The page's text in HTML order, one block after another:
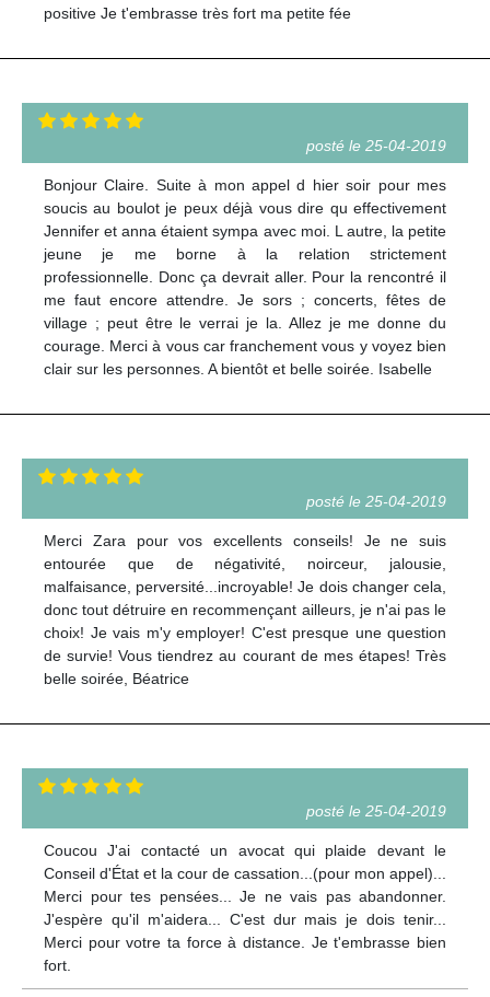
positive Je t'embrasse très fort ma petite fée
posté le 25-04-2019
Bonjour Claire. Suite à mon appel d hier soir pour mes
soucis au boulot je peux déjà vous dire qu effectivement
Jennifer et anna étaient sympa avec moi. L autre, la petite
jeune je me borne à la relation strictement
professionnelle. Donc ça devrait aller. Pour la rencontré il
me faut encore attendre. Je sors ; concerts, fêtes de
village ; peut être le verrai je la. Allez je me donne du
courage. Merci à vous car franchement vous y voyez bien
clair sur les personnes. A bientôt et belle soirée. Isabelle
posté le 25-04-2019
Merci Zara pour vos excellents conseils! Je ne suis
entourée que de négativité, noirceur, jalousie,
malfaisance, perversité...incroyable! Je dois changer cela,
donc tout détruire en recommençant ailleurs, je n'ai pas le
choix! Je vais m'y employer! C'est presque une question
de survie! Vous tiendrez au courant de mes étapes! Très
belle soirée, Béatrice
posté le 25-04-2019
Coucou J'ai contacté un avocat qui plaide devant le
Conseil d'État et la cour de cassation...(pour mon appel)...
Merci pour tes pensées... Je ne vais pas abandonner.
J'espère qu'il m'aidera... C'est dur mais je dois tenir...
Merci pour votre ta force à distance. Je t'embrasse bien
fort.